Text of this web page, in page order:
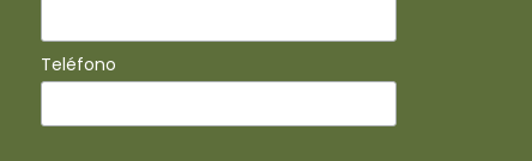
Teléfono